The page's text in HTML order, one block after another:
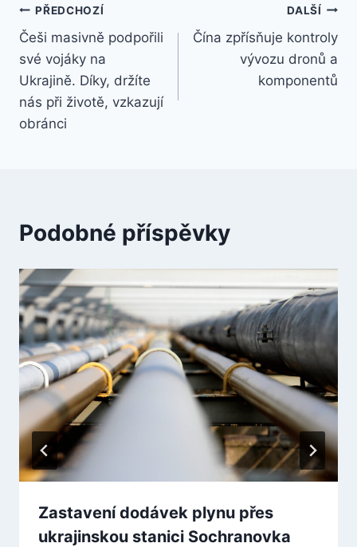
Navigace
pro
příspěvek
PŘEDCHOZÍ
Češi masivně podpořili
své vojáky na
Ukrajině. Díky, držíte
nás při životě, vzkazují
obránci
DALŠÍ
Čína zpřísňuje kontroly
vývozu dronů a
komponentů
Podobné příspěvky
Zastavení dodávek plynu přes
ukrajinskou stanici Sochranovka